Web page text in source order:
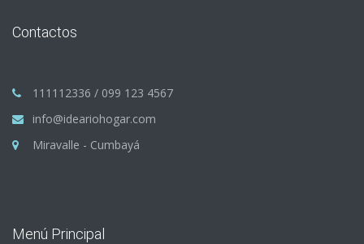
Contactos
111112336 / 099 123 4567
info@ideariohogar.com
Miravalle - Cumbayá
Menú Principal